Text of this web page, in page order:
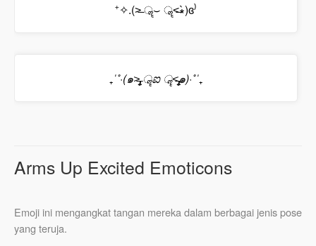
⁺✧.(˃̶ ॣ⌣ ॣ˂̶∗̀)ɞ⁾
₊ˈ˚·(๑˃̶̡̢̥ ॣಐ ॣ˂̶̡̢̥๑)·˚ˈ₊
Arms Up Excited Emoticons
Emoji ini mengangkat tangan mereka dalam berbagai jenis pose
yang teruja.